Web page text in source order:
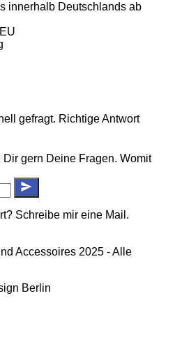
innerhalb Deutschlands ab
gefragt. Richtige Antwort
gern Deine Fragen. Womit
Schreibe mir eine Mail.
Accessoires 2025 - Alle
Berlin